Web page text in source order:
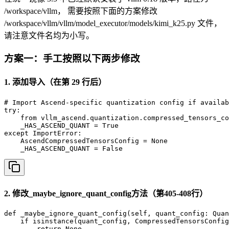
/workspace/vllm， 需要按照下面的方案修改
/workspace/vllm/vllm/model_executor/models/kimi_k25.py 文件，
请注意文件名均为小写。
方案一：手工按照以下两步修改
1. 添加导入（在第 29 行后）
# Import Ascend-specific quantization config if
try:
from
    _HAS_ASCEND_QUANT = True
except ImportError:
    AscendCompressedTensorsConfig = None
    _HAS_ASCEND_QUANT = False
2. 修改_maybe_ignore_quant_config方法（第405-408行）
def _maybe_ignore_quant_config(self, quant_config:
if isinstance(quant_config,